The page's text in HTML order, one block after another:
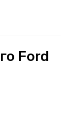
Ford